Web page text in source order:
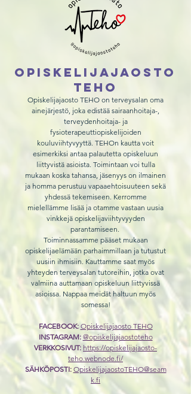
opiskelijajaosto
teho
Opiskelijajaosto TEHO on terveysalan oma
ainejärjestö, joka edistää sairaanhoitaja-,
terveydenhoitaja- ja
fysioterapeuttiopiskelijoiden
kouluviihtyvyyttä. TEHOn kautta voit
esimerkiksi antaa palautetta opiskeluun
liittyvistä asioista. Toimintaan voi tulla
mukaan koska tahansa, jäsenyys on ilmainen
ja homma perustuu vapaaehtoisuuteen sekä
yhdessä tekemiseen. Kerromme
mielellämme lisää ja otamme vastaan uusia
vinkkejä opiskelijaviihtyvyyden
parantamiseen.
Toiminnassamme pääset mukaan
opiskelijaelämään parhaimmillaan ja tutustut
uusiin ihmisiin. Kauttamme saat myös
yhteyden terveysalan tutoreihin, jotka ovat
valmiina auttamaan opiskeluun liittyvissä
asioissa. Nappaa meidät haltuun myös
somessa!
FACEBOOK: Opiskelijajaosto TEHO
INSTAGRAM: @opiskelijajaostoteho
VERKKOSIVUT: https://opiskelijajaosto-
teho.webnode.fi/
SÄHKÖPOSTI: OpiskelijajaostoTEHO@seam
k.fi